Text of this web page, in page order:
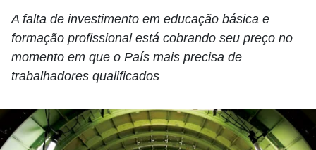
A falta de investimento em educação básica e
formação profissional está cobrando seu preço no
momento em que o País mais precisa de
trabalhadores qualificados